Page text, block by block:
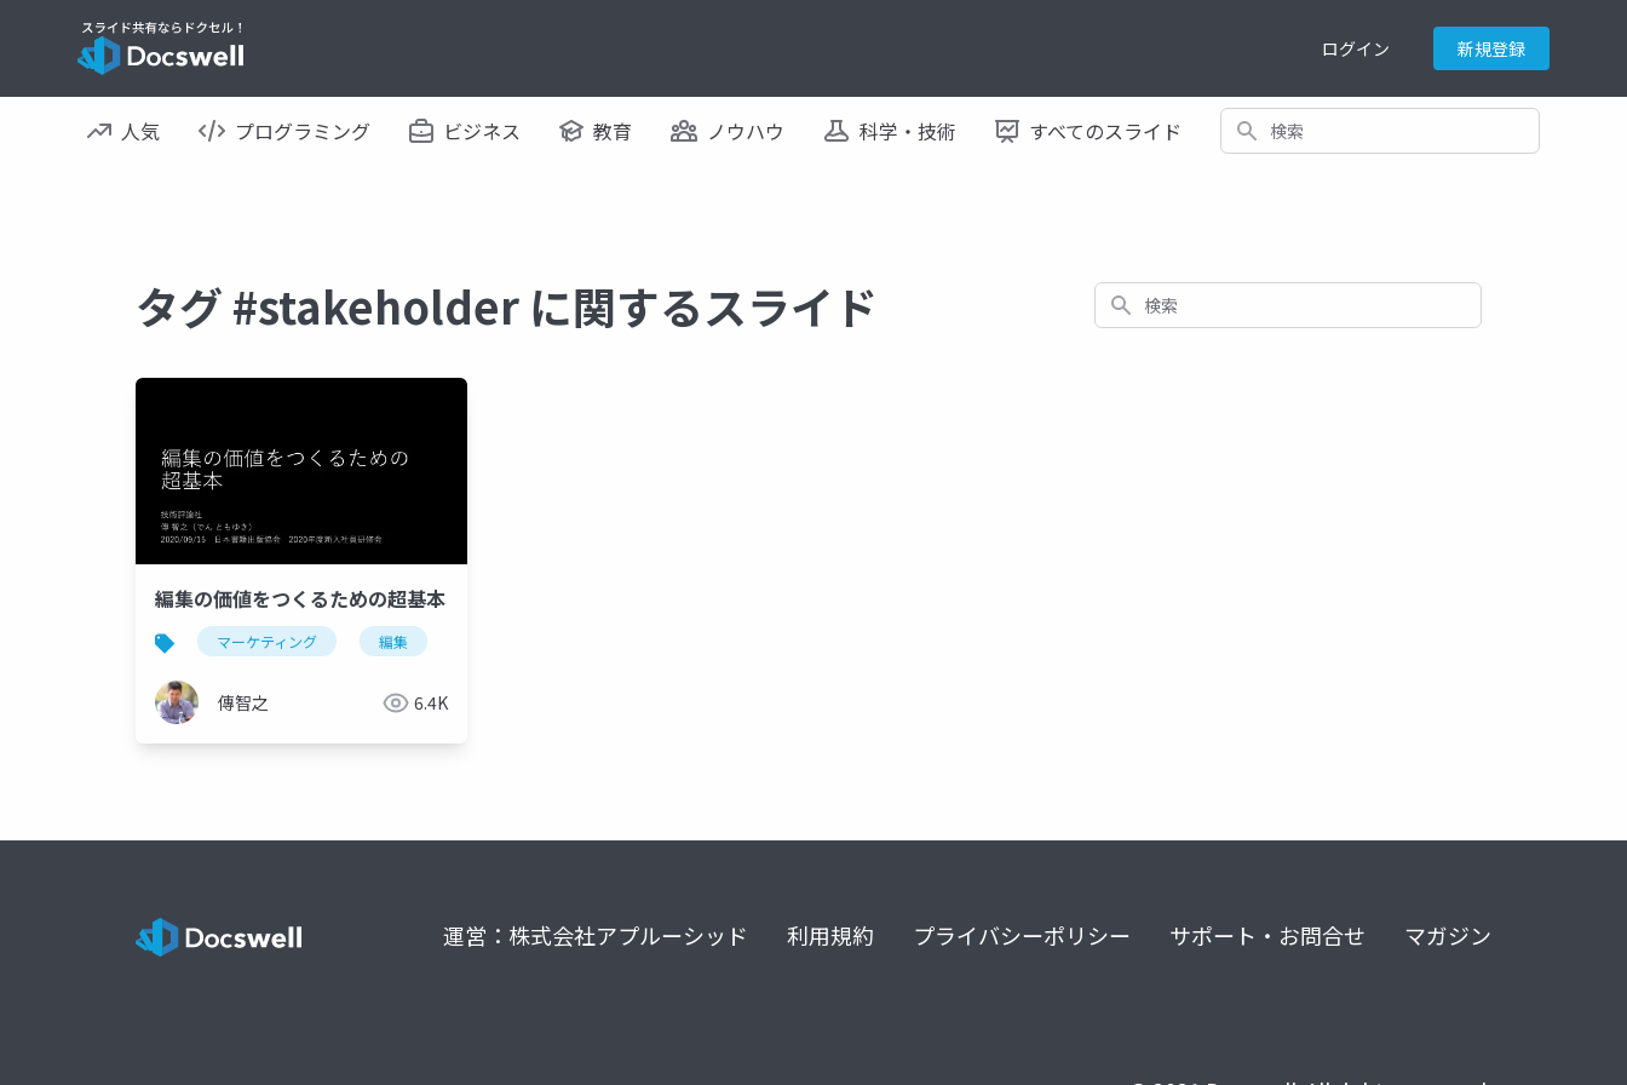
ログイン 新規登録
人気 プログラミング ビジネス 教育 ノウハウ 科学・技術 すべてのスライド 検索
タグ #stakeholder に関するスライド 検索
編集の価値をつくるための超基本
マーケティング 編集
傳智之 6.4K
運営：株式会社アプルーシッド 利用規約 プライバシーポリシー サポート・お問合せ マガジン